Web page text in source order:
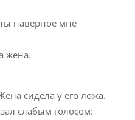
наверное мне
жена.
сидела у его ложа.
слабым голосом: